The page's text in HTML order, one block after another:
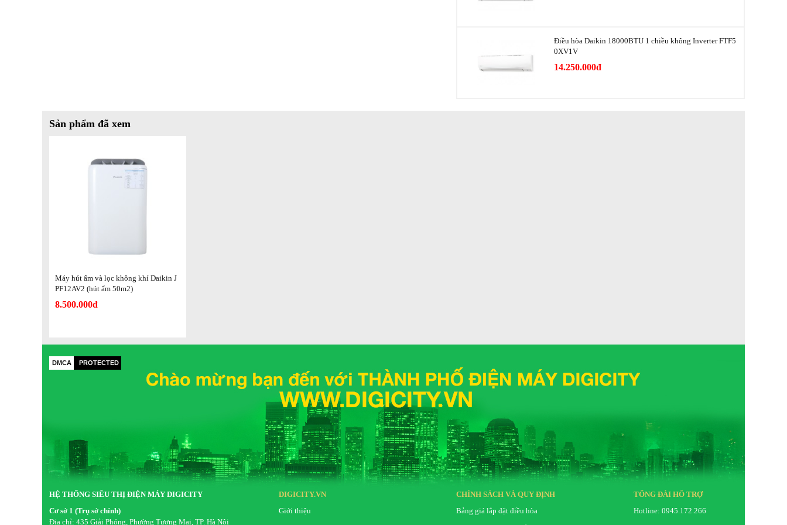
3. Máy hút ẩm lọc không khí Daikin JPF12AV2 Thiết kế và tiện ích thông minh:
Cảm biến chất lượng không khí:
Bình chứa nước lớn (3.7 lít):
quyết vấn đề độ ẩm cao, vừa đảm bảo chất lượng không khí sạch khuẩn, bụi mịn nhờ công nghệ Streamer và
hệ thống lọc tiên tiến của Daikin.
Thông số kỹ thuật Máy hút ẩm và lọc không khí Daikin JPF12AV2
Diện tích phòng lọc không khí: 19 m2
Diện tích phòng hút ẩm: 50 m2
Dung tích bình nước: 3.7 lít
Lưu Lượng gió (hoạt động lọc không khí): – m3/h
Điện năng tiêu thụ (hoạt động lọc không khí): – W
Độ ồn (hoạt động lọc không khí): – dB
Bảng điều khiển: Cảm ứng
Đèn cảm biến 5 cấp độ
Kích thước 578 X 376 X 271 mm
Điều hòa Daikin 18000BTU 1 chiều không Inverter FTF5
0XV1V
14.250.000đ
Sản phẩm đã xem
Máy hút ẩm và lọc không khí Daikin J
PF12AV2 (hút ẩm 50m2)
8.500.000đ
DMCA PROTECTED
HỆ THỐNG SIÊU THỊ ĐIỆN MÁY DIGICITY
Cơ sở 1 (Trụ sở chính)
Địa chỉ: 435 Giải Phóng, Phường Tương Mai, TP. Hà Nội
DIGICITY.VN
Giới thiệu
CHÍNH SÁCH VÀ QUY ĐỊNH
Bảng giá lắp đặt điều hòa
TỔNG ĐÀI HỖ TRỢ
Hotline: 0945.172.266